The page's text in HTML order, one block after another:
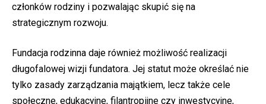
członków rodziny i pozwalając skupić się na
strategicznym rozwoju.
Fundacja rodzinna daje również możliwość realizacji
długofalowej wizji fundatora. Jej statut może określać nie
tylko zasady zarządzania majątkiem, lecz także cele
społeczne, edukacyjne, filantropijne czy inwestycyjne,